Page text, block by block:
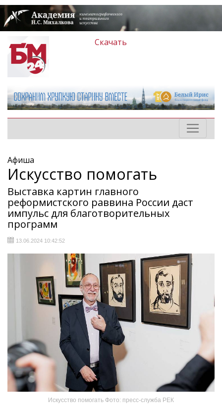
Скачать
Афиша
Искусство помогать
Выставка картин главного
реформистского раввина России даст
импульс для благотворительных
программ
13.06.2024 10:42:52
Искусство помогать Фото: пресс-служба РЕК